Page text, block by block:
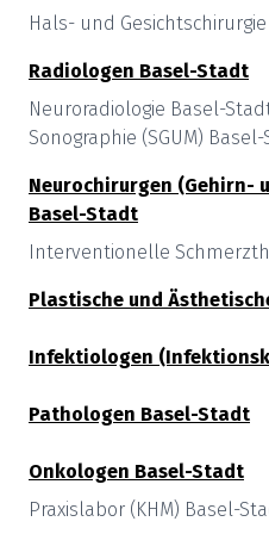
Hals- und Gesichtschirurgie
Radiologen Basel-Stadt
Neuroradiologie Basel-
Sonographie (SGUM)
Neurochirurgen (Gehirn-
Basel-Stadt
Interventionelle
Plastische und
Infektiologen
Pathologen Basel-Stadt
Onkologen Basel-Stadt
Praxislabor (KHM) Basel-